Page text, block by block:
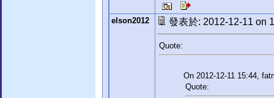
elson2012 發表於: 2012-12-11 on
Quote:
On 2012-12-11 15:44,
Quote: